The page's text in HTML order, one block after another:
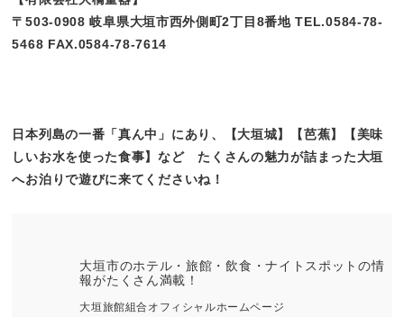
〒503-0908 岐阜県大垣市西外側町2丁目8番地 TEL.0584-78-
5468 FAX.0584-78-7614
日本列島の一番「真ん中」にあり、【大垣城】【芭蕉】【美味
しいお水を使った食事】など たくさんの魅力が詰まった大垣
へお泊りで遊びに来てくださいね！
大垣市のホテル・旅館・飲食・ナイトスポットの情
報がたくさん満載！
大垣旅館組合オフィシャルホームページ